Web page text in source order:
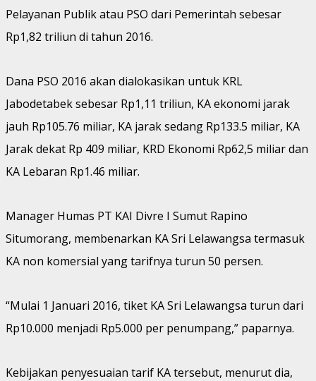
Pelayanan Publik atau PSO dari Pemerintah sebesar
Rp1,82 triliun di tahun 2016.
Dana PSO 2016 akan dialokasikan untuk KRL
Jabodetabek sebesar Rp1,11 triliun, KA ekonomi jarak
jauh Rp105.76 miliar, KA jarak sedang Rp133.5 miliar, KA
Jarak dekat Rp 409 miliar, KRD Ekonomi Rp62,5 miliar dan
KA Lebaran Rp1.46 miliar.
Manager Humas PT KAI Divre I Sumut Rapino
Situmorang, membenarkan KA Sri Lelawangsa termasuk
KA non komersial yang tarifnya turun 50 persen.
“Mulai 1 Januari 2016, tiket KA Sri Lelawangsa turun dari
Rp10.000 menjadi Rp5.000 per penumpang,” paparnya.
Kebijakan penyesuaian tarif KA tersebut, menurut dia,